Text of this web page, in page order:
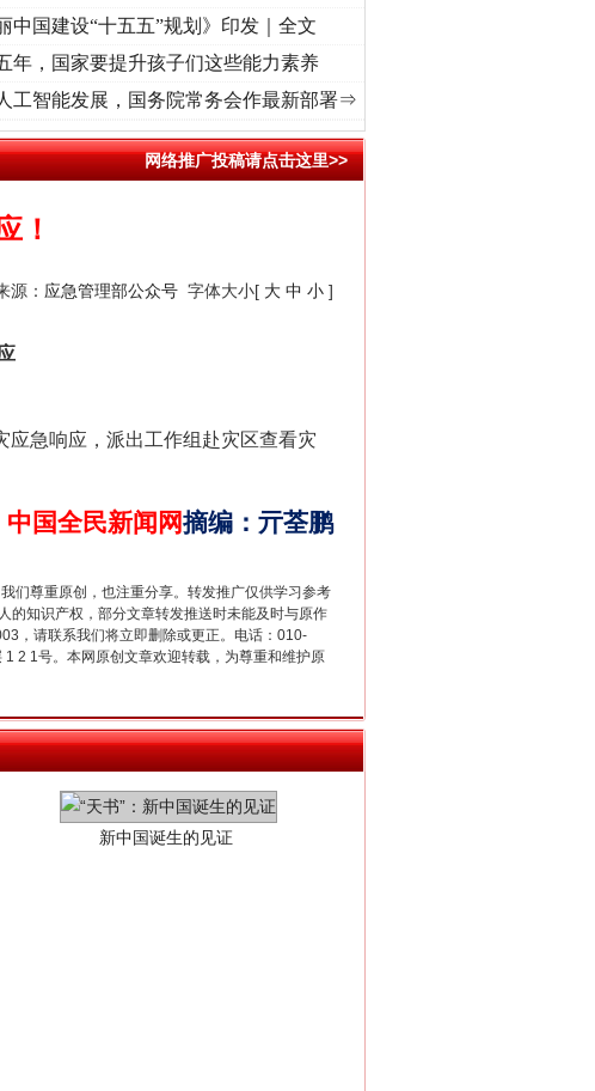
律.. ·[视频]牢记初心使命 奋进复兴征程丨“转折之城”激荡..
中国建设“十五五”规划》印发｜全文
年，国家要提升孩子们这些能力素养
工智能发展，国务院常务会作最新部署⇒
网络推广投稿请点击这里>>
！
源： 应急管理部公众号 字体大小[ 大 中 小 ]
急响应，派出工作组赴灾区查看灾
中国全民新闻网摘编 ： 亓荃鹏
们尊重原创，也注重分享。转发推广仅供学习参考
的知识产权，部分文章转发推送时未能及时与原作
，请联系我们将立即删除或更正。电话：010-
2 1号。本网原创文章欢迎转载，为尊重和维护原
“神药”背后的真相
法官巧妙执行解纠纷
新中国诞生的见证